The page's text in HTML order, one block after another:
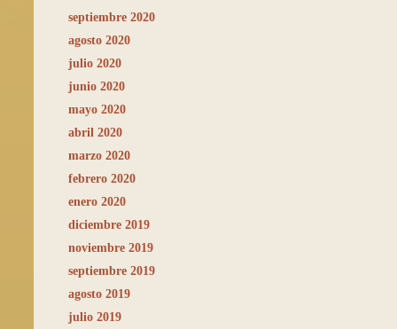
septiembre 2020
agosto 2020
julio 2020
junio 2020
mayo 2020
abril 2020
marzo 2020
febrero 2020
enero 2020
diciembre 2019
noviembre 2019
septiembre 2019
agosto 2019
julio 2019